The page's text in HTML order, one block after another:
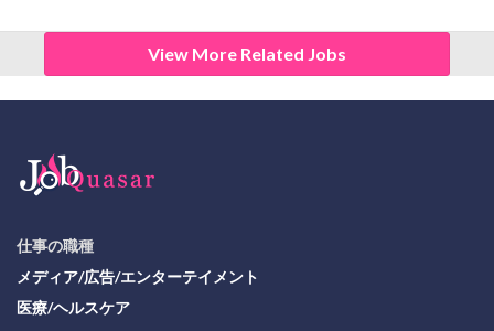
View More Related Jobs
仕事の職種
メディア/広告/エンターテイメント
医療/ヘルスケア